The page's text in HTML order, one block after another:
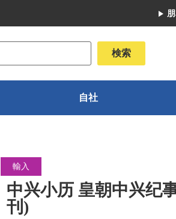
自社
輸入
中兴小历 皇朝中兴纪
刊)